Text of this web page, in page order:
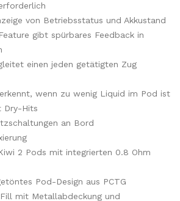
von Betriebsstatus und Akkustand
gibt spürbares Feedback in
einen jeden getätigten Zug
wenn zu wenig Liquid im Pod ist
Dry-Hits
an Bord
2 Pods mit integrierten 0.8 Ohm
Pod-Design aus PCTG
mit Metallabdeckung und